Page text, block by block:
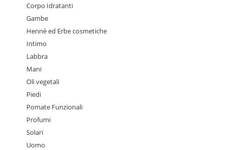
Corpo Idratanti
Gambe
Hennè ed Erbe cosmetiche
Intimo
Labbra
Mani
Oli vegetali
Piedi
Pomate Funzionali
Profumi
Solari
Uomo